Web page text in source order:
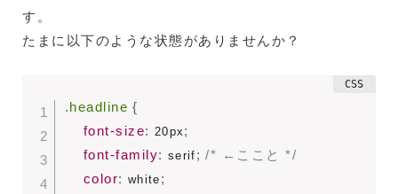
す。
たまに以下のような状態がありませんか？
.headline {
font-size: 20px ;
font-family: serif ; /* ←ここと */
color: white ;